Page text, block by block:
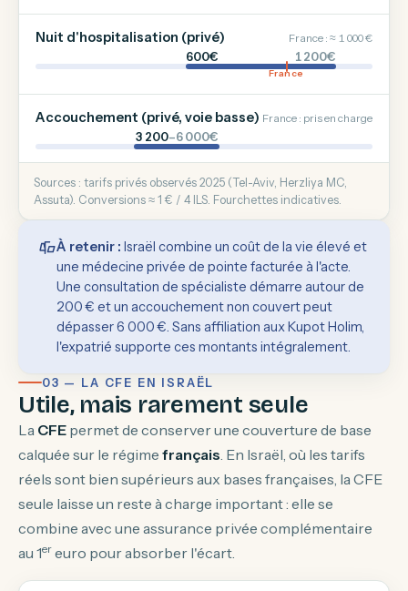
Nuit d'hospitalisation (privé) France : ≈ 1 000 €
600€ 1 200€
France
Accouchement (privé, voie basse) France : pris en charge
3 200–6 000€
Sources : tarifs privés observés 2025 (Tel-Aviv, Herzliya MC,
Assuta). Conversions ≈ 1 € / 4 ILS. Fourchettes indicatives.
À retenir : Israël combine un coût de la vie élevé et
une médecine privée de pointe facturée à l'acte.
Une consultation de spécialiste démarre autour de
200 € et un accouchement non couvert peut
dépasser 6 000 €. Sans affiliation aux Kupot Holim,
l'expatrié supporte ces montants intégralement.
03 — LA CFE EN ISRAËL
Utile, mais rarement seule
La CFE permet de conserver une couverture de base
calquée sur le régime français. En Israël, où les tarifs
réels sont bien supérieurs aux bases françaises, la CFE
seule laisse un reste à charge important : elle se
combine avec une assurance privée complémentaire
au 1er euro pour absorber l'écart.